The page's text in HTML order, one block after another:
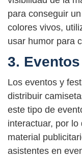
para conseguir
colores vivos,
usar humor para
3.
Los eventos y
distribuir
este tipo de
interactuar, por
material
asistentes en